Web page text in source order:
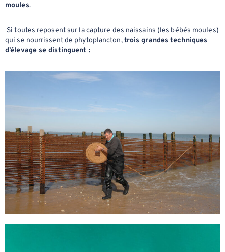
moules.
Si toutes reposent sur la capture des naissains (les bébés moules)
qui se nourrissent de phytoplancton,trois grandes techniques
d’élevage se distinguent :